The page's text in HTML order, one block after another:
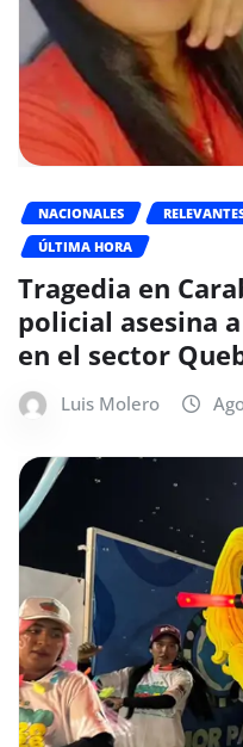
NACIONALES
ÚLTIMA HORA
Tragedia en
policial asesina
en el sector
Luis Molero